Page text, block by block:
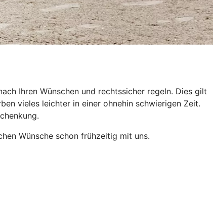
Ihren Wünschen und rechtssicher regeln. Dies gilt
vieles leichter in einer ohnehin schwierigen Zeit.
Wünsche schon frühzeitig mit uns.